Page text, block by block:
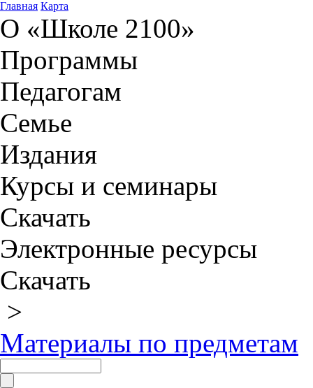
Главная Карта
О «Школе 2100»
Программы
Педагогам
Семье
Издания
Курсы и семинары
Скачать
Электронные ресурсы
Скачать
>
Материалы по предметам